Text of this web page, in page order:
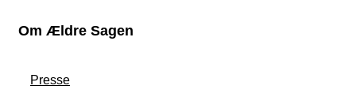
Om Ældre Sagen
Presse